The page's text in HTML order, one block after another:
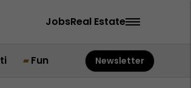
JobsReal Estate
Fun Newsletter